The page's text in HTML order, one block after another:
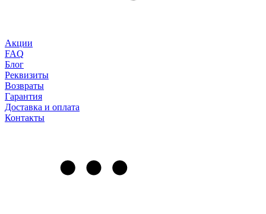
Акции
FAQ
Блог
Реквизиты
Возвраты
Гарантия
Доставка и оплата
Контакты